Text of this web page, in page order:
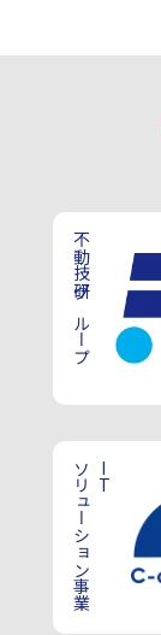
不動技研グループ
IT
ソリューション事業